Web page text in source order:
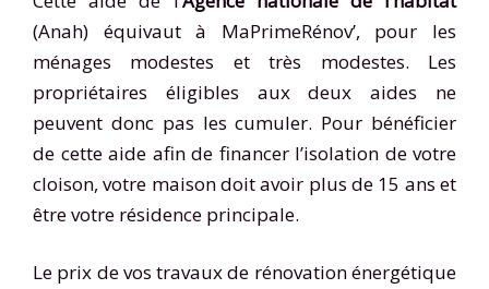
(Anah) équivaut à MaPrimeRénov’, pour les
ménages modestes et très modestes. Les
propriétaires éligibles aux deux aides ne
peuvent donc pas les cumuler. Pour bénéficier
de cette aide afin de financer l’isolation de votre
cloison, votre maison doit avoir plus de 15 ans et
être votre résidence principale.
Le prix de vos travaux de rénovation énergétique